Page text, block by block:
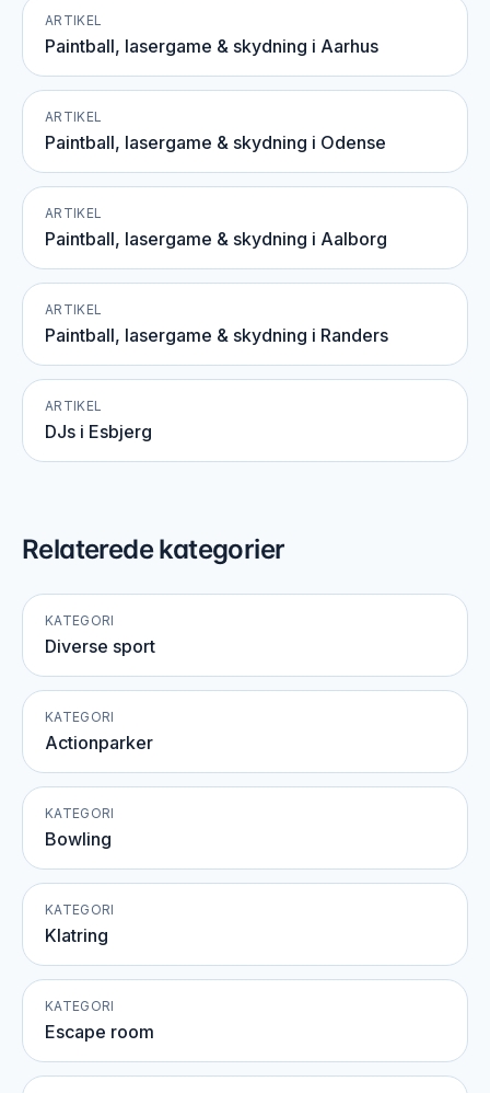
ARTIKEL
Paintball, lasergame & skydning i Aarhus
ARTIKEL
Paintball, lasergame & skydning i Odense
ARTIKEL
Paintball, lasergame & skydning i Aalborg
ARTIKEL
Paintball, lasergame & skydning i Randers
ARTIKEL
DJs i Esbjerg
Relaterede kategorier
KATEGORI
Diverse sport
KATEGORI
Actionparker
KATEGORI
Bowling
KATEGORI
Klatring
KATEGORI
Escape room